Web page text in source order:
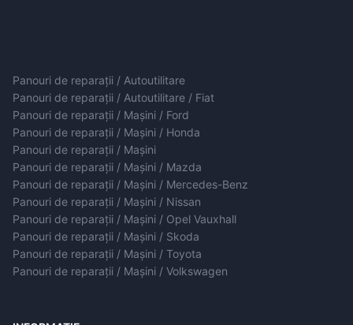
Panouri de reparații / Autoutilitare
Panouri de reparații / Autoutilitare / Fiat
Panouri de reparații / Mașini / Ford
Panouri de reparații / Mașini / Honda
Panouri de reparații / Mașini
Panouri de reparații / Mașini / Mazda
Panouri de reparații / Mașini / Mercedes-Benz
Panouri de reparații / Mașini / Nissan
Panouri de reparații / Mașini / Opel Vauxhall
Panouri de reparații / Mașini / Skoda
Panouri de reparații / Mașini / Toyota
Panouri de reparații / Mașini / Volkswagen